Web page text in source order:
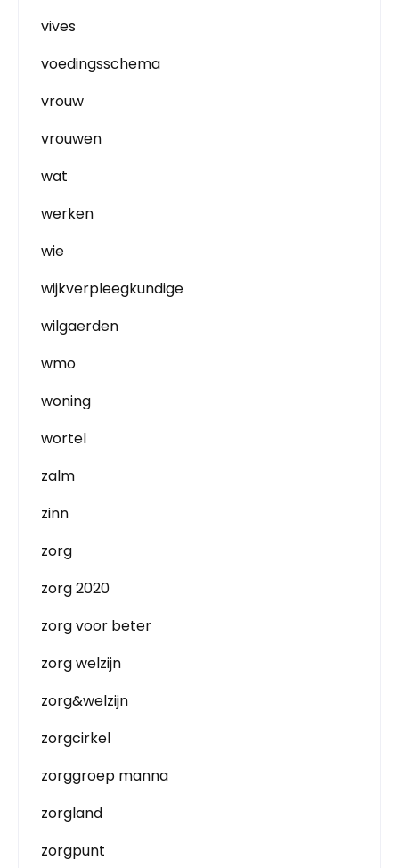
vives
voedingsschema
vrouw
vrouwen
wat
werken
wie
wijkverpleegkundige
wilgaerden
wmo
woning
wortel
zalm
zinn
zorg
zorg 2020
zorg voor beter
zorg welzijn
zorg&welzijn
zorgcirkel
zorggroep manna
zorgland
zorgpunt